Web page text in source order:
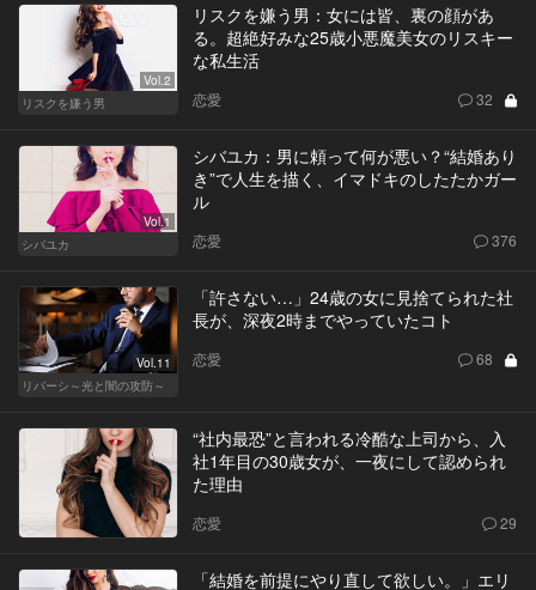
Vol.2
リスクを嫌う男
リスクを嫌う男：女には皆、裏の顔があ
る。超絶好みな25歳小悪魔美女のリスキー
な私生活
恋愛 32
Vol.1
シバユカ
シバユカ：男に頼って何が悪い？“結婚あり
き”で人生を描く、イマドキのしたたかガー
ル
恋愛 376
Vol.11
リバーシ～光と闇の攻防～
「許さない…」24歳の女に見捨てられた社
長が、深夜2時までやっていたコト
恋愛 68
“社内最恐”と言われる冷酷な上司から、入
社1年目の30歳女が、一夜にして認められ
た理由
恋愛 29
「結婚を前提にやり直して欲しい。」エリ